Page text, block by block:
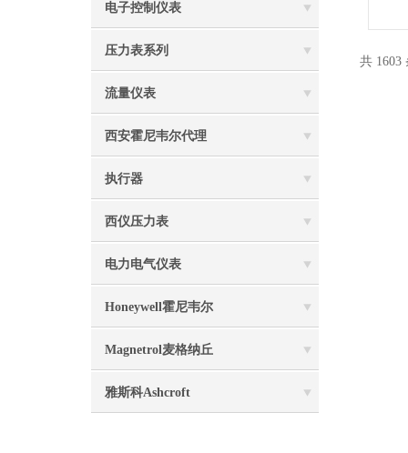
电子控制仪表
压力表系列
流量仪表
西安霍尼韦尔代理
执行器
西仪压力表
电力电气仪表
Honeywell霍尼韦尔
Magnetrol麦格纳丘
雅斯科Ashcroft
共 1603